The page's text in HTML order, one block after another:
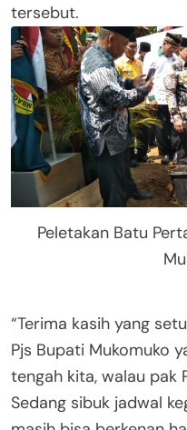
tersebut.
Peletakan Batu
“Terima kasih yang
Pjs Bupati Mukomuko
tengah kita, walau pak
Sedang sibuk jadwal